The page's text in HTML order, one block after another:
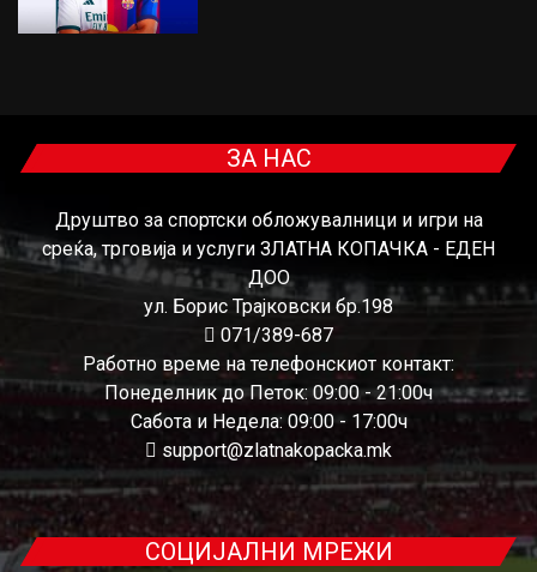
ЗА НАС
Друштво за спортски обложувалници и игри на
среќа, трговија и услуги ЗЛАТНА КОПАЧКА - ЕДЕН
ДОО
ул. Борис Трајковски бр.198
071/389-687
Работно време на телефонскиот контакт:
Понеделник до Петок: 09:00 - 21:00ч
Сабота и Недела: 09:00 - 17:00ч
support@zlatnakopacka.mk
СОЦИЈАЛНИ МРЕЖИ